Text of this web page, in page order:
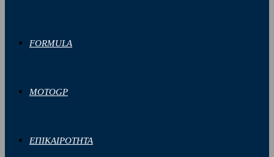
FORMULA
MOTOGP
ΕΠΙΚΑΙΡΟΤΗΤΑ